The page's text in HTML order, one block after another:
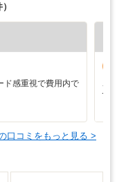
ド感重視で費用内で
こ
て
口コミをもっと見る >